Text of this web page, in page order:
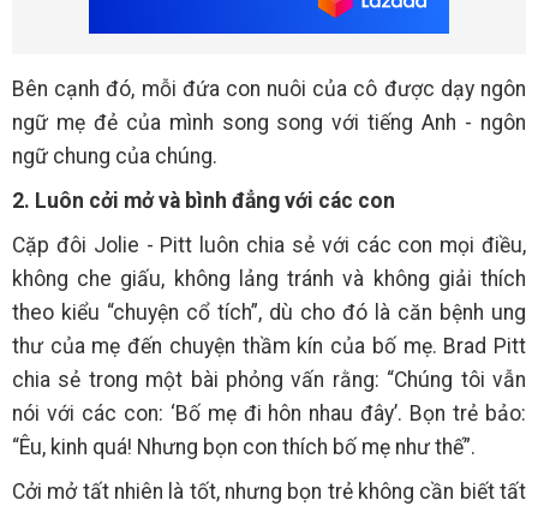
Bên cạnh đó, mỗi đứa con nuôi của cô được dạy ngôn
ngữ mẹ đẻ của mình song song với tiếng Anh - ngôn
ngữ chung của chúng.
2. Luôn cởi mở và bình đẳng với các con
Cặp đôi Jolie - Pitt luôn chia sẻ với các con mọi điều,
không che giấu, không lảng tránh và không giải thích
theo kiểu “chuyện cổ tích”, dù cho đó là căn bệnh ung
thư của mẹ đến chuyện thầm kín của bố mẹ. Brad Pitt
chia sẻ trong một bài phỏng vấn rằng: “Chúng tôi vẫn
nói với các con: ‘Bố mẹ đi hôn nhau đây’. Bọn trẻ bảo:
“Êu, kinh quá! Nhưng bọn con thích bố mẹ như thế”.
Cởi mở tất nhiên là tốt, nhưng bọn trẻ không cần biết tất